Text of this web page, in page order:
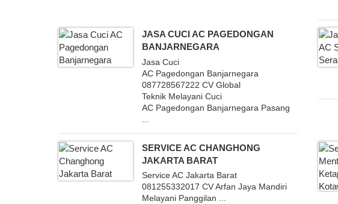
JASA CUCI AC PAGEDONGAN
BANJARNEGARA
Jasa Cuci
AC Pagedongan Banjarnegara
087728567222 CV Global
Teknik Melayani Cuci
AC Pagedongan Banjarnegara Pasang
SERVICE AC CHANGHONG
JAKARTA BARAT
Service AC Jakarta Barat
081255332017 CV Arfan Jaya Mandiri
Melayani Panggilan ...